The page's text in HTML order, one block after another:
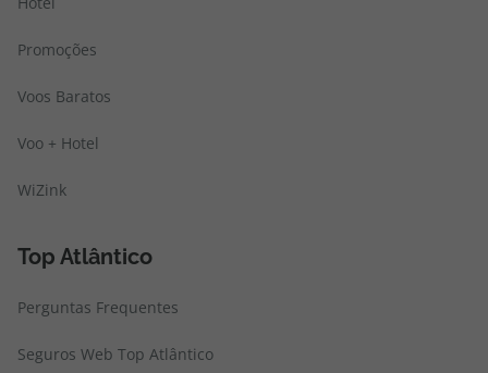
Promoções
Voos Baratos
Voo + Hotel
WiZink
Top Atlântico
Perguntas Frequentes
Seguros Web Top Atlântico